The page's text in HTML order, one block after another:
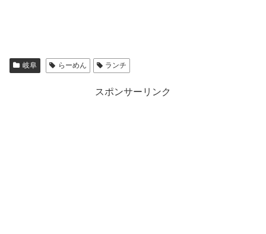
岐阜 らーめん ランチ
スポンサーリンク